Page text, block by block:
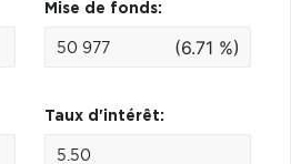
Mise de fonds:
(6.71 %)
Taux d'intérêt: